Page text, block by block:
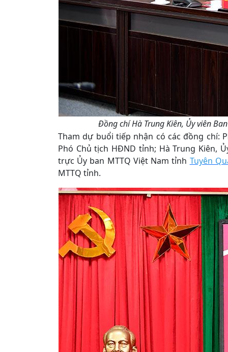
Đồng chí Hà Trung Kiên, Ủy viên
Tham dự buổi tiếp nhận có các đồng chí:
Phó Chủ tịch HĐND tỉnh; Hà Trung Kiên,
trực Ủy ban MTTQ Việt Nam tỉnh Tuyên
MTTQ tỉnh.